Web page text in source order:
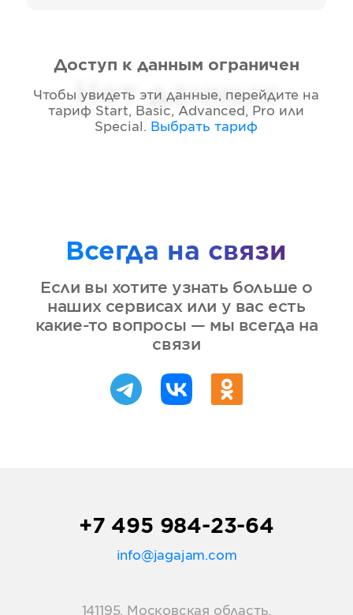
Нет данных
Доступ к данным ограничен
Чтобы увидеть эти данные, перейдите на
тариф Start, Basic, Advanced, Pro или
Special . Выбрать тариф
Всегда на связи
Если вы хотите узнать больше о
наших сервисах или у вас есть
какие-то вопросы — мы всегда на
связи
+7 495 984-23-64
info@jagajam.com
141195, Московская область,